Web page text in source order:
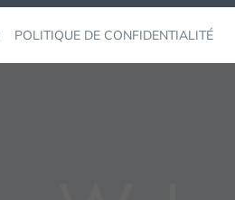
POLITIQUE DE CONFIDENTIALITÉ